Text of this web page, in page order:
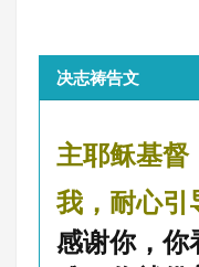
决志祷告文
主耶稣基督
我，耐心引
感谢你，你